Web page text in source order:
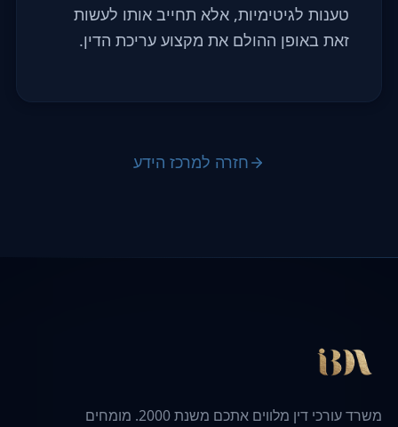
טענות לגיטימיות, אלא תחייב אותו לעשות
זאת באופן ההולם את מקצוע עריכת הדין.
חזרה למרכז הידע
משרד עורכי דין מלווים אתכם משנת 2000. מומחים